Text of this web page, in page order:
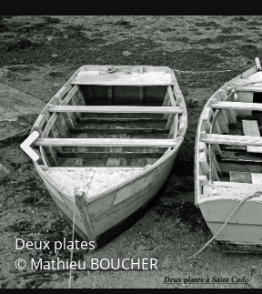
Deux plates
© Mathieu BOUCHER